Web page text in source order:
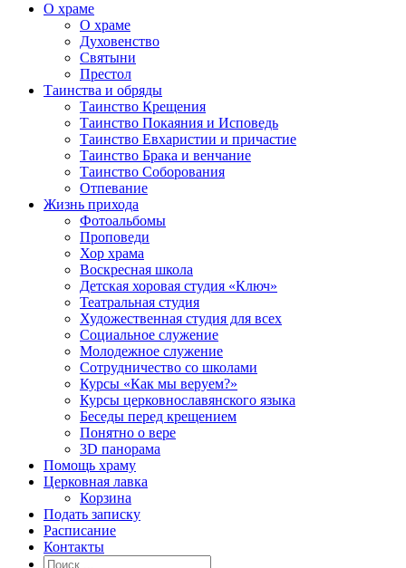
О храме
О храме
Духовенство
Святыни
Престол
Таинства и обряды
Таинство Крещения
Таинство Покаяния и Исповедь
Таинство Евхаристии и причастие
Таинство Брака и венчание
Таинство Соборования
Отпевание
Жизнь прихода
Фотоальбомы
Проповеди
Хор храма
Воскресная школа
Детская хоровая студия «Ключ»
Театральная студия
Х​удожественная студия для всех
Социальное служение
Молодежное служение
Сотрудничество со школами
Курсы «Как мы веруем?»
Курсы церковнославянского языка
Беседы перед крещением
Понятно о вере
3D панорама
Помощь храму
Церковная лавка
Корзина
Подать записку
Расписание
Контакты